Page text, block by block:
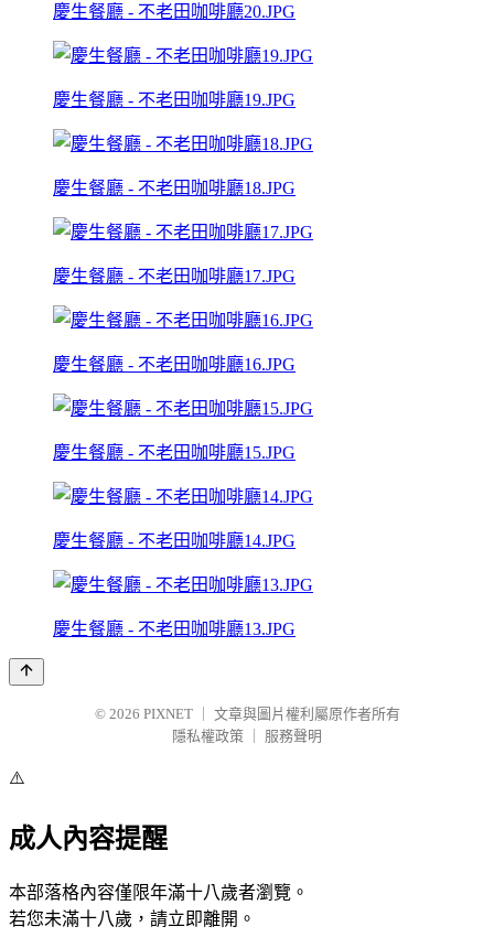
慶生餐廳 - 不老田咖啡廳20.JPG
慶生餐廳 - 不老田咖啡廳19.JPG
慶生餐廳 - 不老田咖啡廳18.JPG
慶生餐廳 - 不老田咖啡廳17.JPG
慶生餐廳 - 不老田咖啡廳16.JPG
慶生餐廳 - 不老田咖啡廳15.JPG
慶生餐廳 - 不老田咖啡廳14.JPG
慶生餐廳 - 不老田咖啡廳13.JPG
© 2026 PIXNET
文章與圖片權利屬原作者所有
隱私權政策
服務聲明
⚠️
成人內容提醒
本部落格內容僅限年滿十八歲者瀏覽。
若您未滿十八歲，請立即離開。